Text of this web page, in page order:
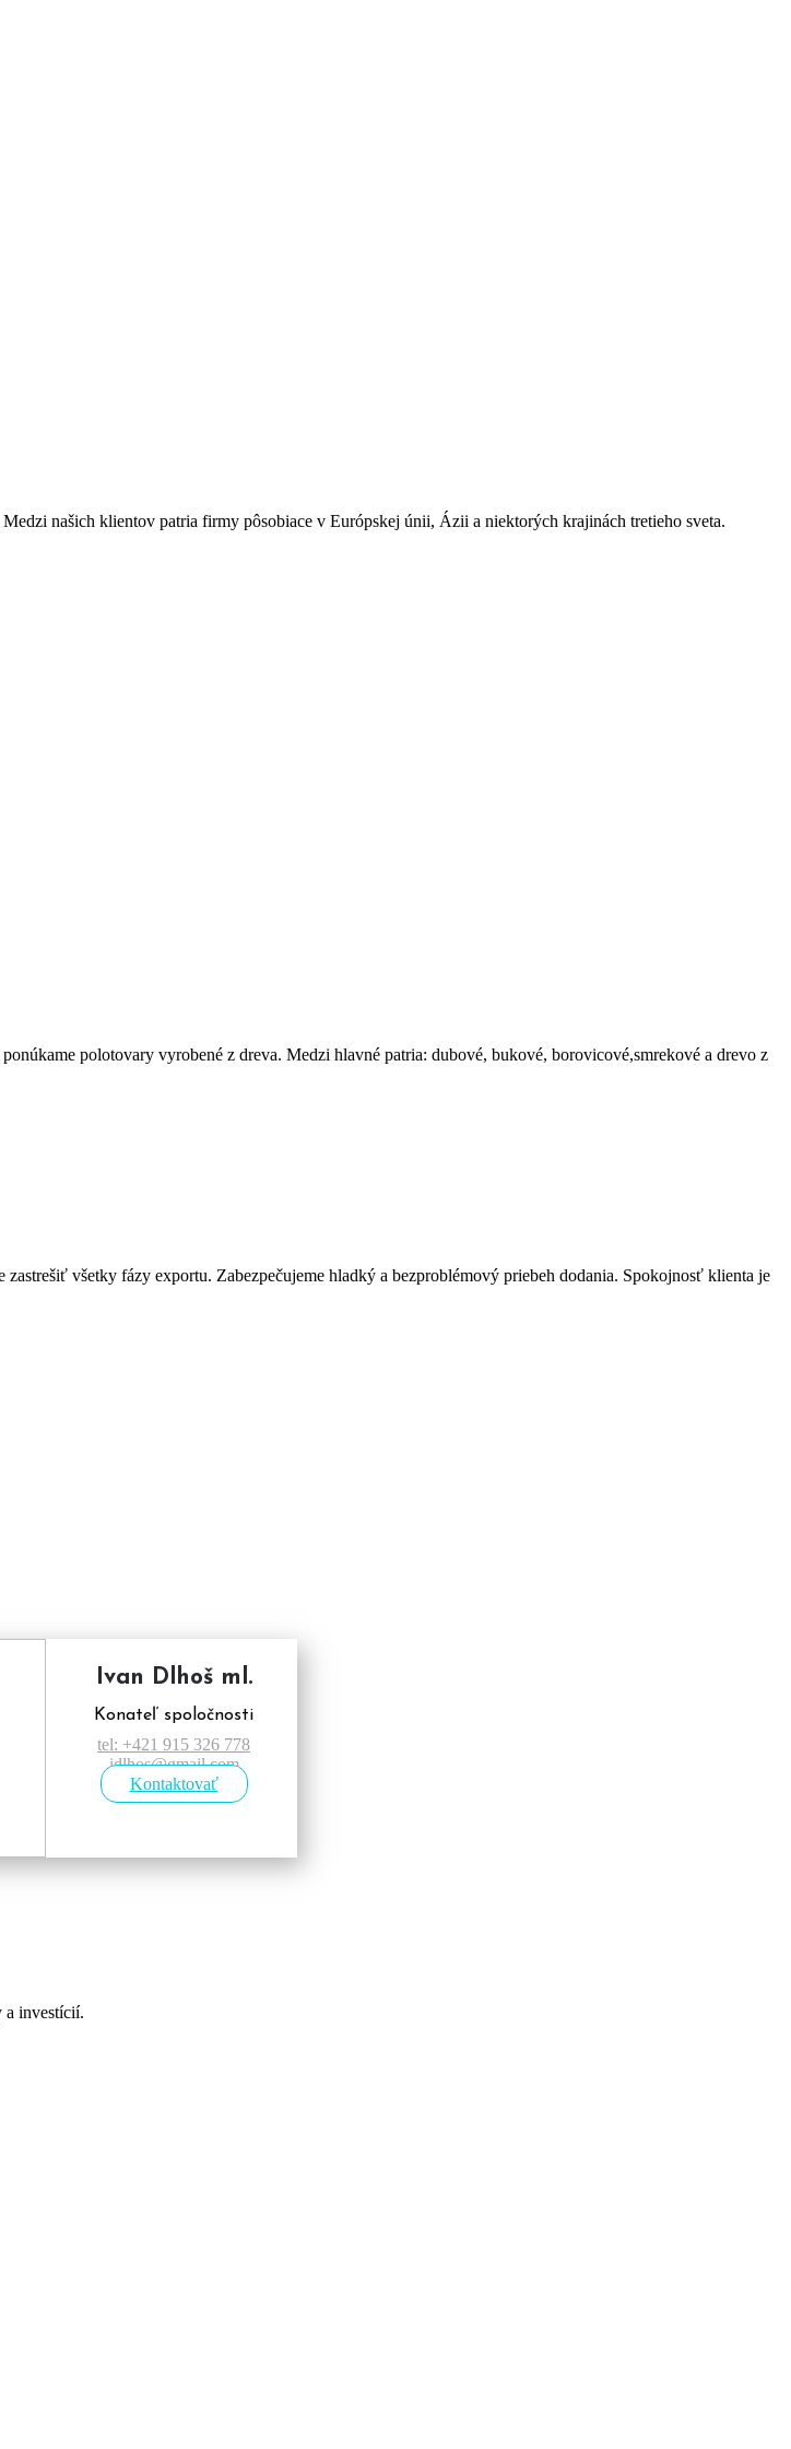
našich klientov patria firmy pôsobiace v Európskej únii, Ázii a niektorých krajinách tretieho sveta.
polotovary vyrobené z dreva. Medzi hlavné patria: dubové, bukové, borovicové,smrekové a drevo z
všetky fázy exportu. Zabezpečujeme hladký a bezproblémový priebeh dodania. Spokojnosť klienta je
Ivan Dlhoš ml.
Konateľ spoločnosti
tel: +421 915 326 778
idlhos@gmail.com
Kontaktovať
a investícií.